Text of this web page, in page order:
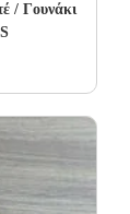
/ Γουνάκι